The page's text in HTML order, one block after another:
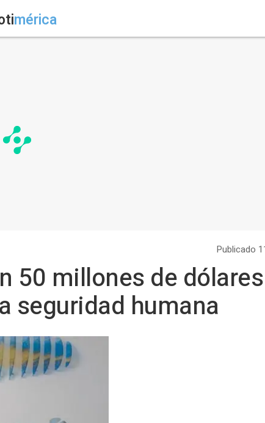
mérica
Publicado
50 millones de dólares
seguridad humana